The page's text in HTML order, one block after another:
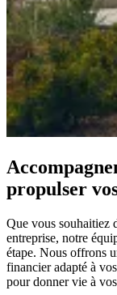
propulser
Que vous souhaitiez
entreprise, notre
étape. Nous offrons
financier adapté à
pour donner vie à